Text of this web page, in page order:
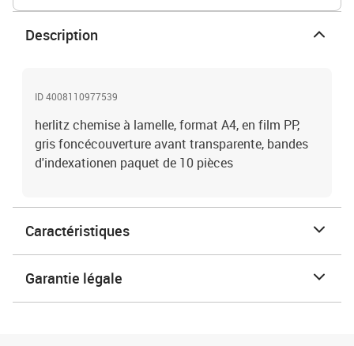
Description
ID 4008110977539
herlitz chemise à lamelle, format A4, en film PP,
gris foncécouverture avant transparente, bandes
d'indexationen paquet de 10 pièces
Caractéristiques
Garantie légale